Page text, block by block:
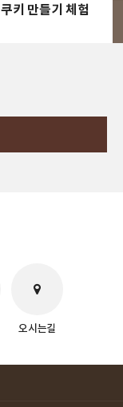
쿠키 만들기 체험
오시는길